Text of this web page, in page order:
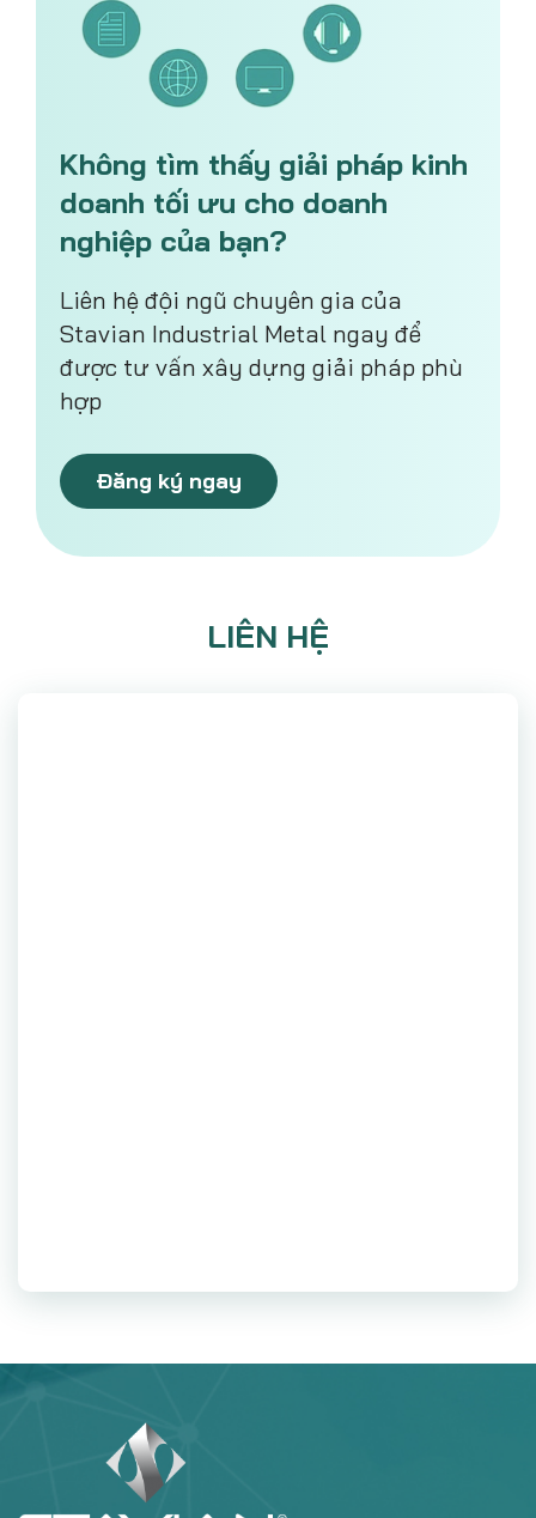
Không tìm thấy giải pháp kinh
doanh tối ưu cho doanh
nghiệp của bạn?
Liên hệ đội ngũ chuyên gia của
Stavian Industrial Metal ngay để
được tư vấn xây dựng giải pháp phù
hợp
Đăng ký ngay
LIÊN HỆ